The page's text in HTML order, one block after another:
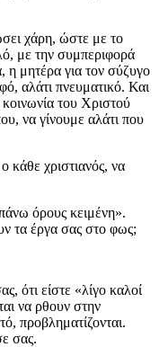
χάρη, ώστε με το
με την συμπεριφορά
η μητέρα για τον σύζυγο
αλάτι πνευματικό. Και
κοινωνία του Χριστού
να γίνουμε αλάτι που
κάθε χριστιανός, να
όρους κειμένη».
τα έργα σας στο φως;
ότι είστε «λίγο καλοί
να ρθουν στην
προβληματίζονται.
σας.